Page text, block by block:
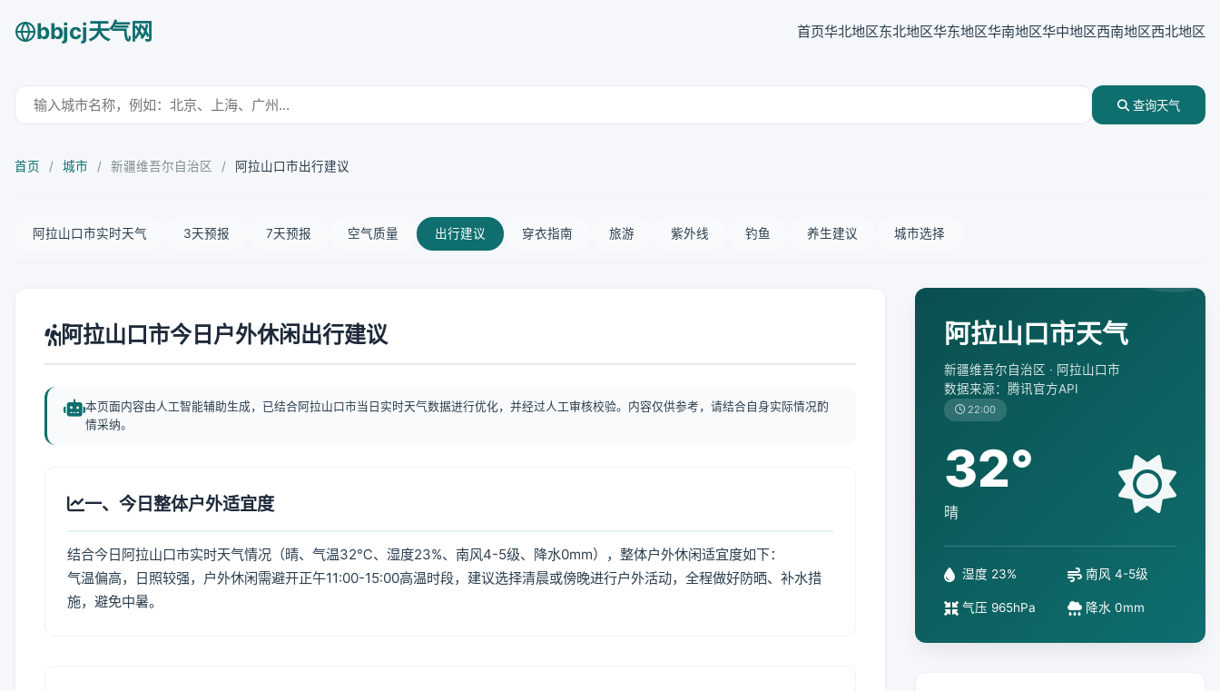
bbjcj天气网 首页华北地区东北地区华东地区华南地区华中地区西南地区西北地区
查询天气
首页 / 城市 / 新疆维吾尔自治区 / 阿拉山口市出行建议
阿拉山口市实时天气 3天预报 7天预报 空气质量 出行建议 穿衣指南 旅游 紫外线 钓鱼 养生建议 城市选择
阿拉山口市今日户外休闲出行建议
本页面内容由人工智能辅助生成，已结合阿拉山口市当日实时天气数据进行优化，并经过人工审核校验。内容仅供参考，请结合自身实际情况酌
情采纳。
一、今日整体户外适宜度
结合今日阿拉山口市实时天气情况（晴、气温32℃、湿度23%、南风4-5级、降水0mm），整体户外休闲适宜度如下：
气温偏高，日照较强，户外休闲需避开正午11:00-15:00高温时段，建议选择清晨或傍晚进行户外活动，全程做好防晒、补水措
施，避免中暑。
阿拉山口市天气
新疆维吾尔自治区 · 阿拉山口市
数据来源：腾讯官方API
22:00
32°
晴
湿度 23% 南风 4-5级
气压 965hPa 降水 0mm